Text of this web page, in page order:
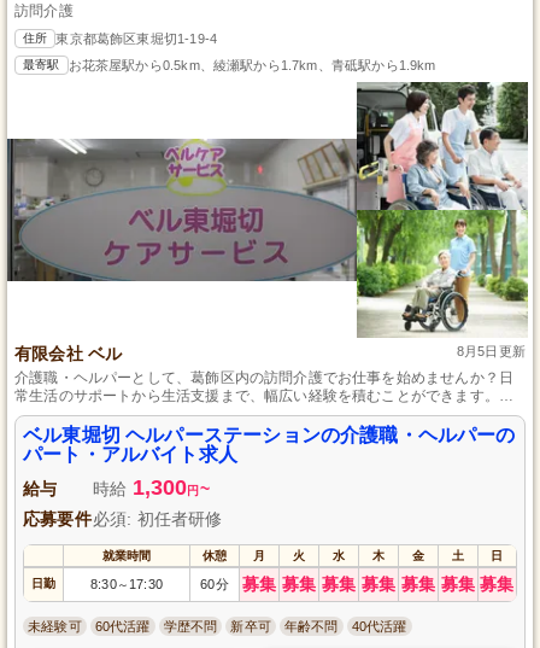
訪問介護
住所 東京都葛飾区東堀切1-19-4
最寄駅 お花茶屋駅から0.5km、綾瀬駅から1.7km、青砥駅から1.9km
有限会社 ベル 8月5日更新
介護職・ヘルパーとして、葛飾区内の訪問介護でお仕事を始めませんか？日
常生活のサポートから生活支援まで、幅広い経験を積むことができます。明
るくアットホームな職場で、初めての方でも先輩スタッフがしっかりサポー
トしますので安心してご応募ください。
ベル東堀切 ヘルパーステーションの介護職・ヘルパーの
パート・アルバイト求人
給与 時給 1,300円 ~
応募要件必須: 初任者研修
就業時間 休憩 月 火 水 木 金 土 日
日勤 8:30～ 17:30 60分 募集 募集 募集 募集 募集 募集 募集
未経験可 60代活躍 学歴不問 新卒可 年齢不問 40代活躍